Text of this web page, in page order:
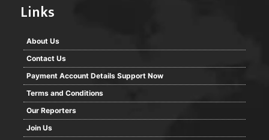
Links
About Us
Contact Us
Payment Account Details Support Now
Terms and Conditions
Our Reporters
Join Us